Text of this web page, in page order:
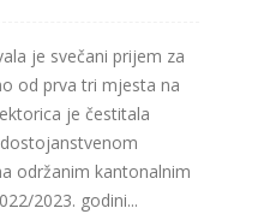
je svečani prijem za
od prva tri mjesta na
je čestitala
održanim kantonalnim
2023. godini...